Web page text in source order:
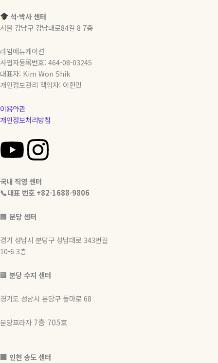
석·박사 센터
서울 강남구 강남대로84길 8 7층
라임에듀케이션
사업자등록번호: 464-08-03245
대표자: Kim Won Shik
개인정보관리 책임자: 이한민
이용약관
개인정보처리방침
Y
o
u
t
u
b
e
I
n
s
a
g
r
a
m
국내 직영 센터
📞대표 번호 +82-1688-9806
🏢 분당 센터
경기 성남시 분당구 성남대로 343번길
10-6 3층
🏢 분당 수지 센터
경기도 성남시 분당구 돌마로 68
분당프라자 7층 705호
🏢 인천 송도 센터